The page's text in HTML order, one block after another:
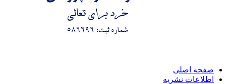
صفحه اصلی
اطلاعات نشریه